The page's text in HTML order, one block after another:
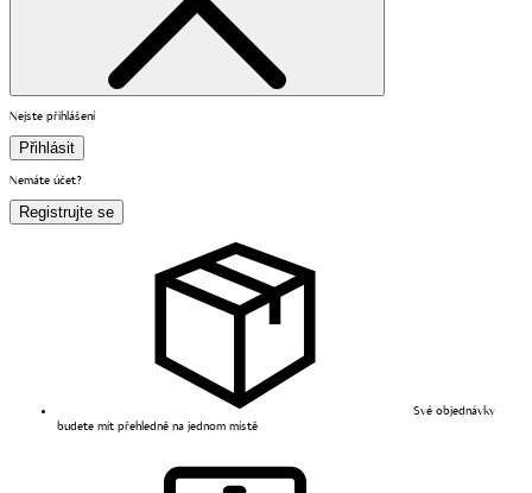
Nejste přihlášení
Přihlásit
Nemáte účet?
Registrujte se
Své objednávky
budete mít přehledně na jednom místě